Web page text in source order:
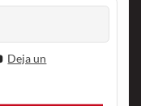
Deja un